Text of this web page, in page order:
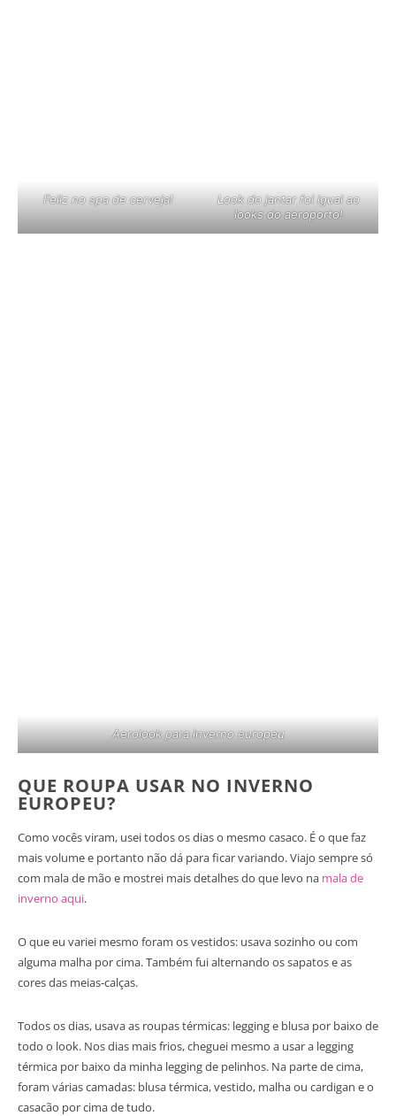
Feliz no spa de cerveja!
Look do jantar foi igual ao
looks do aeroporto!
Aerolook para inverno europeu
QUE ROUPA USAR NO INVERNO
EUROPEU?
Como vocês viram, usei todos os dias o mesmo casaco. É o que faz
mais volume e portanto não dá para ficar variando. Viajo sempre só
com mala de mão e mostrei mais detalhes do que levo na mala de
inverno aqui.
O que eu variei mesmo foram os vestidos: usava sozinho ou com
alguma malha por cima. Também fui alternando os sapatos e as
cores das meias-calças.
Todos os dias, usava as roupas térmicas: legging e blusa por baixo de
todo o look. Nos dias mais frios, cheguei mesmo a usar a legging
térmica por baixo da minha legging de pelinhos. Na parte de cima,
foram várias camadas: blusa térmica, vestido, malha ou cardigan e o
casacão por cima de tudo.